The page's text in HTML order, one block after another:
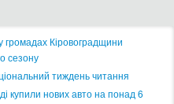
Кіровоградщини
сезону
тиждень читання
купили нових авто на понад 6